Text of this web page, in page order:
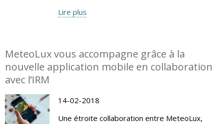
Lire plus
MeteoLux vous accompagne grâce à la
nouvelle application mobile en collaboration
avec l’IRM
14-02-2018
Une étroite collaboration entre MeteoLux,